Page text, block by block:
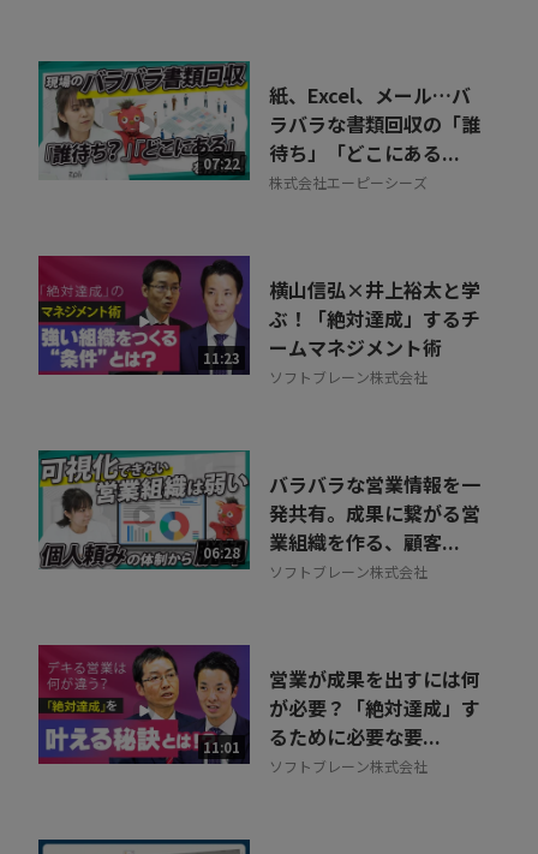
07:22
紙、Excel、メール…バ
ラバラな書類回収の「誰
待ち」「どこにある...
株式会社エーピーシーズ
11:23
横山信弘×井上裕太と学
ぶ！「絶対達成」するチ
ームマネジメント術
ソフトブレーン株式会社
06:28
バラバラな営業情報を一
発共有。成果に繋がる営
業組織を作る、顧客...
ソフトブレーン株式会社
11:01
営業が成果を出すには何
が必要？「絶対達成」す
るために必要な要...
ソフトブレーン株式会社